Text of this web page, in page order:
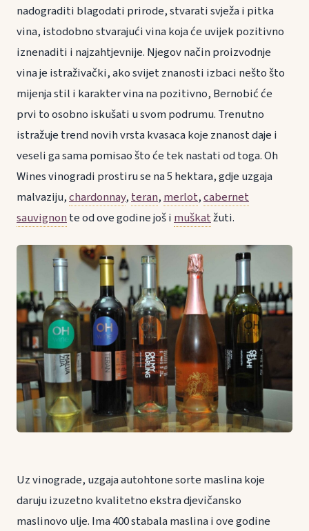
nadograditi blagodati prirode, stvarati svježa i pitka
vina, istodobno stvarajući vina koja će uvijek pozitivno
iznenaditi i najzahtjevnije. Njegov način proizvodnje
vina je istraživački, ako svijet znanosti izbaci nešto što
mijenja stil i karakter vina na pozitivno, Bernobić će
prvi to osobno iskušati u svom podrumu. Trenutno
istražuje trend novih vrsta kvasaca koje znanost daje i
veseli ga sama pomisao što će tek nastati od toga. Oh
Wines vinogradi prostiru se na 5 hektara, gdje uzgaja
malvaziju,chardonnay,teran,merlot,cabernet
sauvignonte od ove godine još imuškatžuti.
Uz vinograde, uzgaja autohtone sorte maslina koje
daruju izuzetno kvalitetno ekstra djevičansko
maslinovo ulje. Ima 400 stabala maslina i ove godine